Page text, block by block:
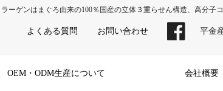
ラーゲンはまぐろ由来の100％国産の立体３重らせん構造、高分子コ
よくある質問 お問い合わせ 平金
OEM・ODM生産について 会社概要